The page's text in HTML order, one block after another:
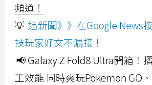
頻道！
💡 追新聞》》在Google News
技玩家好文不漏接！
📢 Galaxy Z Fold8 Ultra開箱！
工效能 同時爽玩Pokemon GO